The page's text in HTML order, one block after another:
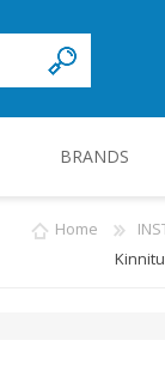
BRANDS
Home